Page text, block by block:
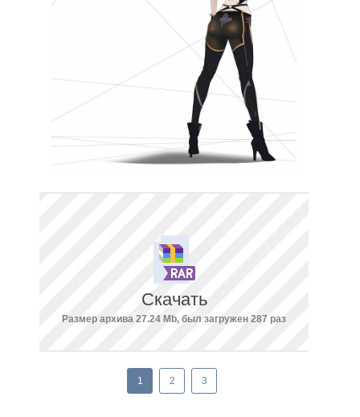
Скачать
Размер архива 27.24 Mb, был загружен 287 раз
1 2 3